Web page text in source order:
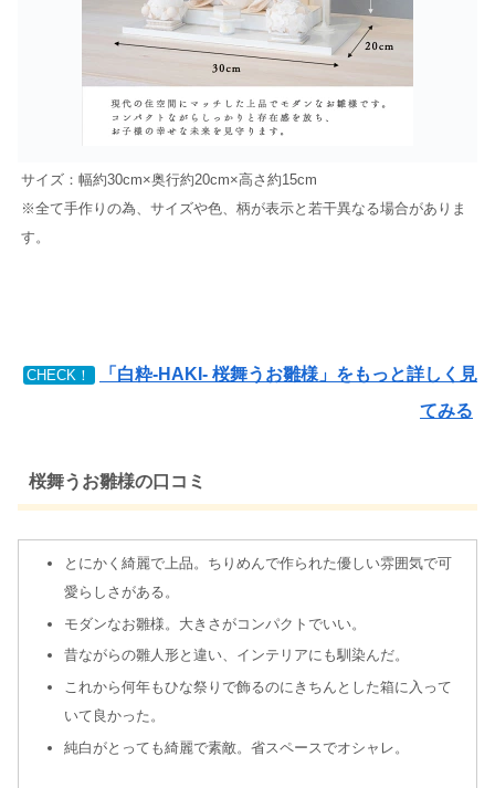
サイズ：幅約30cm×奥行約20cm×高さ約15cm
※全て手作りの為、サイズや色、柄が表示と若干異なる場合がありま
す。
CHECK！
「白粋-HAKI- 桜舞うお雛様」をもっと詳しく見
てみる
桜舞うお雛様の口コミ
とにかく綺麗で上品。ちりめんで作られた優しい雰囲気で可
愛らしさがある。
モダンなお雛様。大きさがコンパクトでいい。
昔ながらの雛人形と違い、インテリアにも馴染んだ。
これから何年もひな祭りで飾るのにきちんとした箱に入って
いて良かった。
純白がとっても綺麗で素敵。省スペースでオシャレ。